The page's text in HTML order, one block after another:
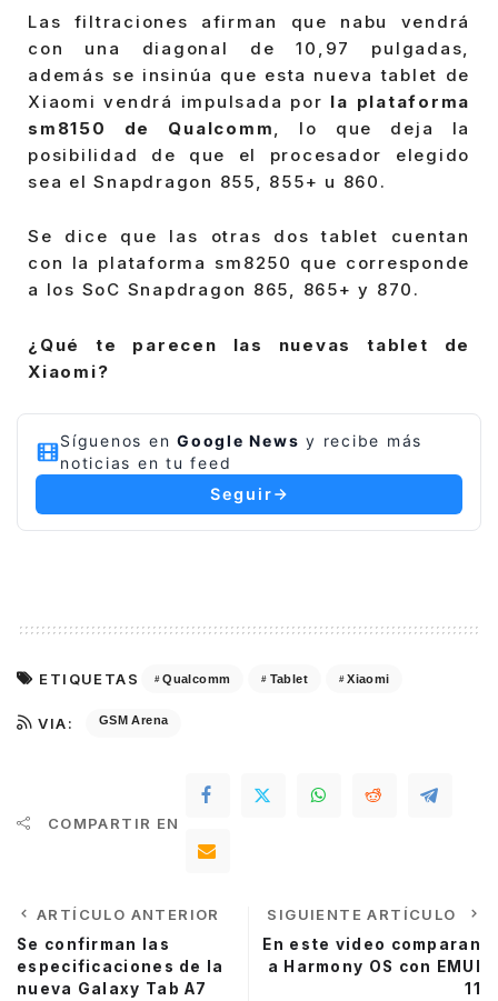
Las filtraciones afirman que nabu vendrá
con una diagonal de 10,97 pulgadas,
además se insinúa que esta nueva tablet de
Xiaomi vendrá impulsada por la plataforma
sm8150 de Qualcomm
, lo que deja la
posibilidad de que el procesador elegido
sea el Snapdragon 855, 855+ u 860.
Se dice que las otras dos tablet cuentan
con la plataforma sm8250 que corresponde
a los SoC Snapdragon 865, 865+ y 870.
¿Qué te parecen las nuevas tablet de
Xiaomi?
Síguenos en Google News y recibe más
noticias en tu feed
Seguir
ETIQUETAS Qualcomm Tablet Xiaomi
VIA: GSM Arena
COMPARTIR EN
ARTÍCULO ANTERIOR
Se confirman las
especificaciones de la
nueva Galaxy Tab A7
SIGUIENTE ARTÍCULO
En este video comparan
a Harmony OS con EMUI
11